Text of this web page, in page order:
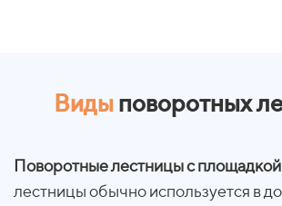
Видыповоротных
Поворотные лестницы с
лестницы обычно используется в